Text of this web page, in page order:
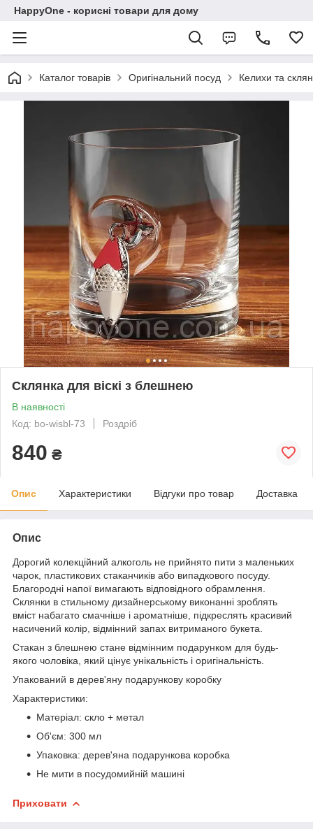
HappyOne - корисні товари для дому
Каталог товарів Оригінальний посуд Келихи та
Склянка для віскі з блешнею
В наявності
Код: bo-wisbl-73
Роздріб
840 ₴
Опис Характеристики Відгуки про товар Доставка
Опис
Дорогий колекційний алкоголь не прийнято пити з маленьких
чарок, пластикових стаканчиків або випадкового посуду.
Благородні напої вимагають відповідного обрамлення.
Склянки в стильному дизайнерському виконанні зроблять
вміст набагато смачніше і ароматніше, підкреслять красивий
насичений колір, відмінний запах витриманого букета.
Стакан з блешнею стане відмінним подарунком для будь-
якого чоловіка, який цінує унікальність і оригінальність.
Упакований в дерев'яну подарункову коробку
Характеристики:
Матеріал: скло + метал
Об'єм: 300 мл
Упаковка: дерев'яна подарункова коробка
Не мити в посудомийній машині
Приховати